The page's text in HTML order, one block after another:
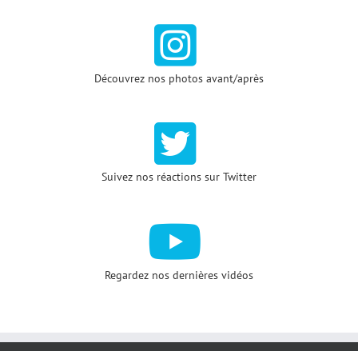
Découvrez nos photos avant/après
Suivez nos réactions sur Twitter
Regardez nos dernières vidéos